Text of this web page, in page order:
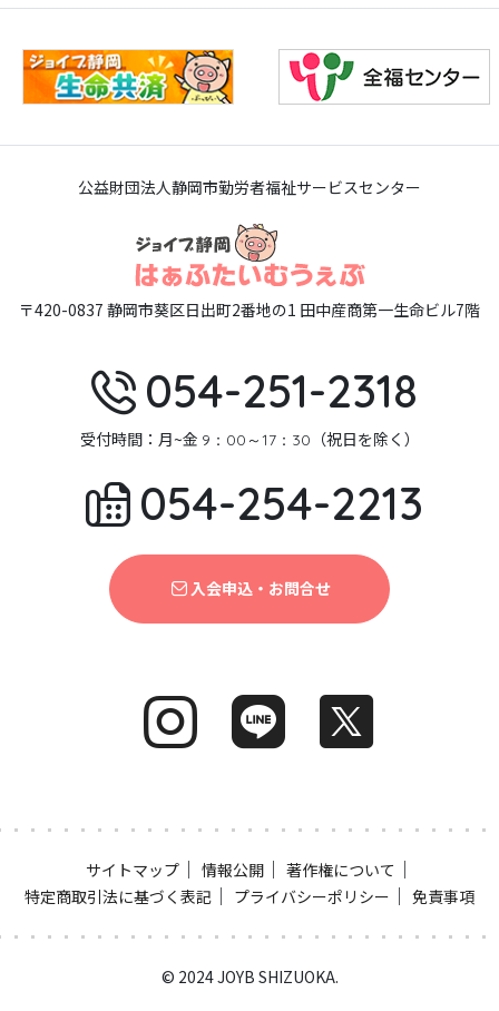
公益財団法人静岡市勤労者福祉サービスセンター
〒420-0837 静岡市葵区日出町2番地の1 田中産商第一生命ビル7階
054-251-2318
受付時間：月~金 9：00～17：30 （祝日を除く）
054-254-2213
入会申込・お問合せ
サイトマップ ｜ 情報公開 ｜ 著作権について ｜
特定商取引法に基づく表記 ｜ プライバシーポリシー ｜ 免責事項
© 2024 JOYB SHIZUOKA.